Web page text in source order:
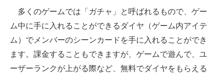
多くのゲームでは「ガチャ」と呼ばれるもので、ゲー
ム中に手に入れることができるダイヤ（ゲーム内アイテ
ム）でメンバーのシーンカードを手に入れることができ
ます。課金することもできますが、ゲームで遊んで、ユ
ーザーランクが上がる際など、無料でダイヤをもらえる